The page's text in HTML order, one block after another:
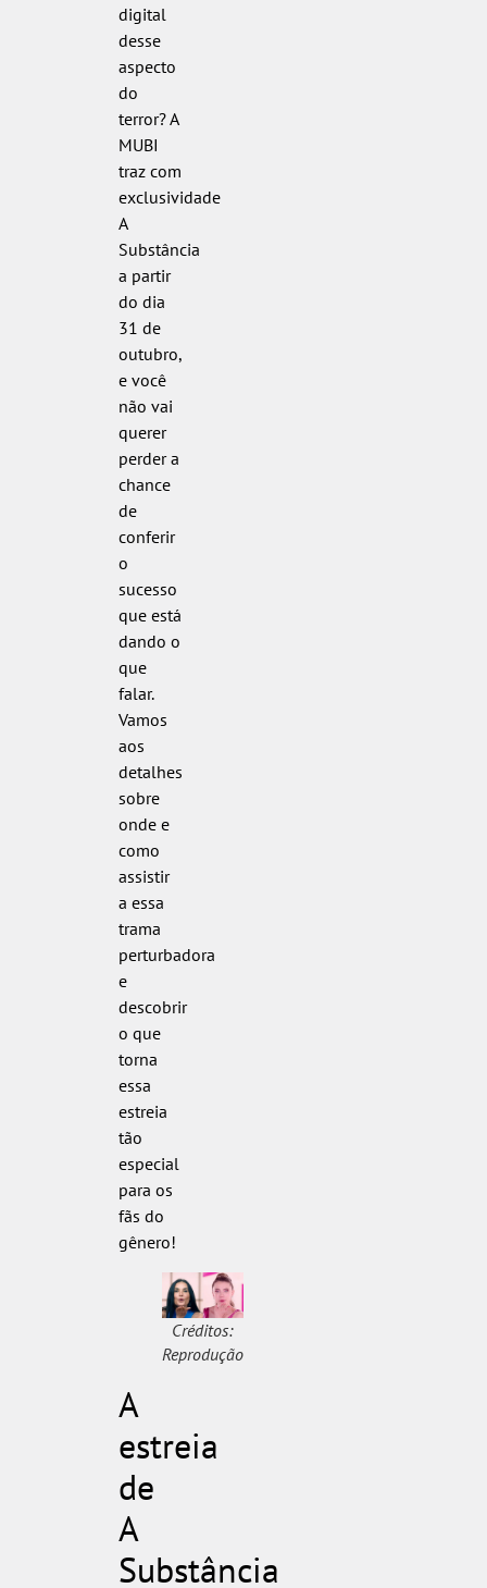
digital
desse
aspecto
do
terror? A
MUBI
traz com
exclusividade
A
Substância
a partir
do dia
31 de
outubro,
e você
não vai
querer
perder a
chance
de
conferir
o
sucesso
que está
dando o
que
falar.
Vamos
aos
detalhes
sobre
onde e
como
assistir
a essa
trama
perturbadora
e
descobrir
o que
torna
essa
estreia
tão
especial
para os
fãs do
gênero!
Créditos:
Reprodução
A
estreia
de
A
Substância